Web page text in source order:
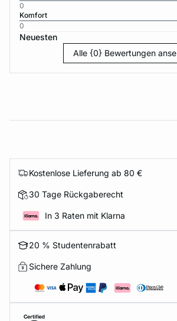
0
Komfort
0
Neuesten
Alle {0} Bewertungen
Kostenlose Lieferung ab 80 €
30 Tage Rückgaberecht
In 3 Raten mit Klarna
20 % Studentenrabatt
Sichere Zahlung